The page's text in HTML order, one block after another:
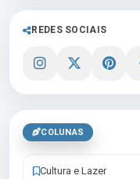
REDES SOCIAIS
COLUNAS
Cultura e Lazer